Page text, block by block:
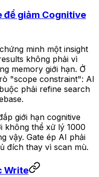
để giảm Cognitive
minh một insight
không phải vì
memory giới hạn. Ở
"scope constraint": AI
phải refine search
giới hạn cognitive
không thể xử lý 1000
vậy. Gate ép AI phải
đích thay vì scan mù.
Write